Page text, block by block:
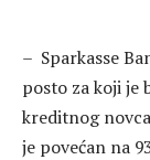
– Sparkasse
posto za koji je
kreditnog
je povećan na